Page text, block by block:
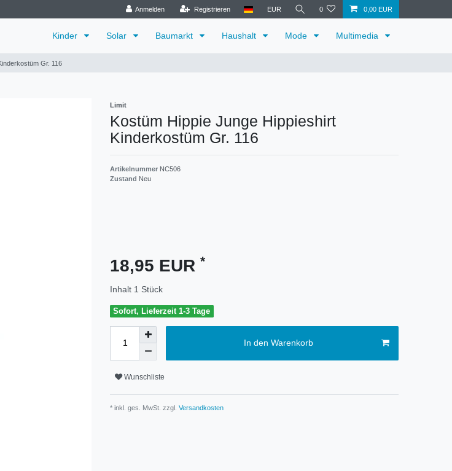
Anmelden Registrieren EUR 0 0,00 EUR
Kinder Solar Baumarkt Haushalt Mode Multimedia
Gr. 116
Limit
Kostüm Hippie Junge Hippieshirt
Kinderkostüm Gr. 116
Artikelnummer NC506
Zustand Neu
18,95 EUR *
Inhalt 1 Stück
Sofort, Lieferzeit 1-3 Tage
In den Warenkorb
Wunschliste
* inkl. ges. MwSt. zzgl. Versandkosten